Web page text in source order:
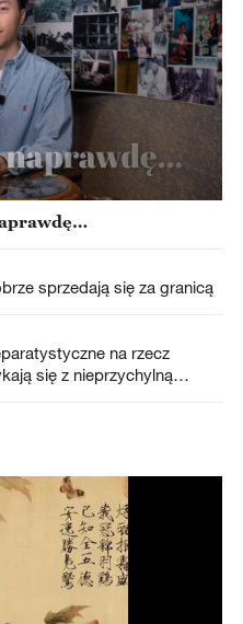
sprzedają się za granicą
na rzecz
się z nieprzychylną